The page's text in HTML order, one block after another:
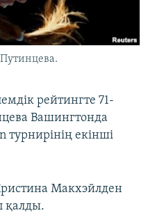
рейтингте 71-
Вашингтонда
екінші
Макхэйлден
қалды.